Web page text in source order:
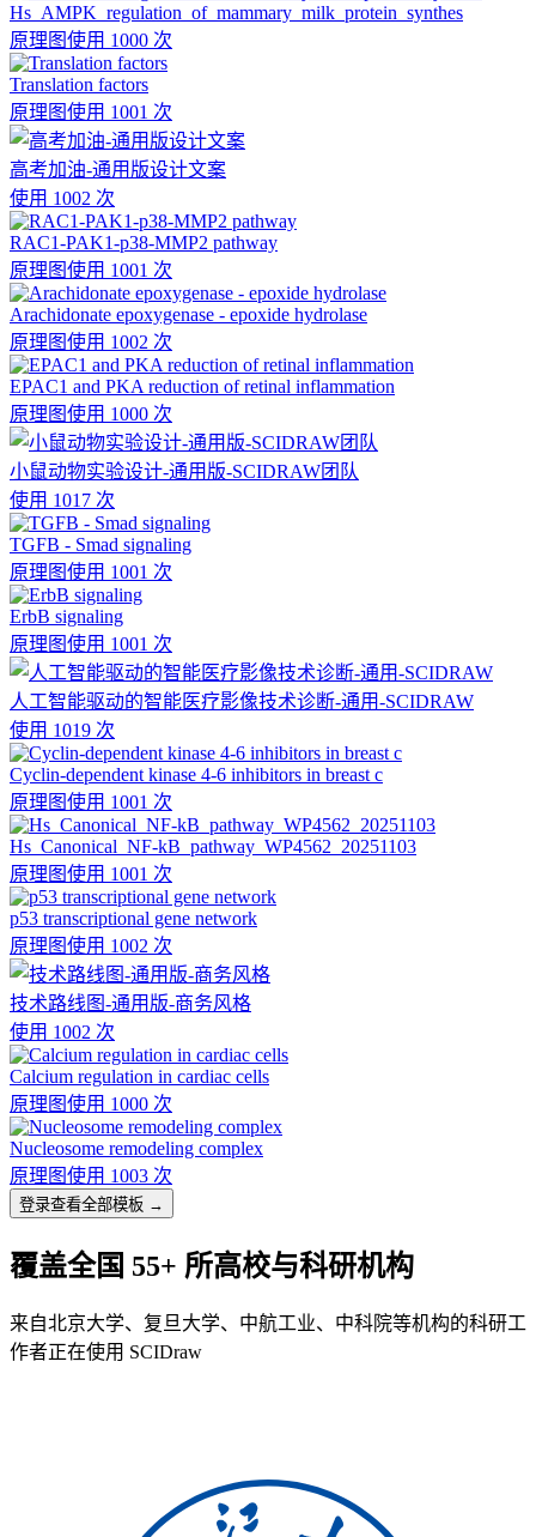
Hs_AMPK_regulation_of_mammary_milk_protein_synthes
原理图使用 1000 次
Translation factors
原理图使用 1001 次
高考加油-通用版设计文案
使用 1002 次
RAC1-PAK1-p38-MMP2 pathway
原理图使用 1001 次
Arachidonate epoxygenase - epoxide hydrolase
原理图使用 1002 次
EPAC1 and PKA reduction of retinal inflammation
原理图使用 1000 次
小鼠动物实验设计-通用版-SCIDRAW团队
使用 1017 次
TGFB - Smad signaling
原理图使用 1001 次
ErbB signaling
原理图使用 1001 次
人工智能驱动的智能医疗影像技术诊断-通用-SCIDRAW
使用 1019 次
Cyclin-dependent kinase 4-6 inhibitors in breast c
原理图使用 1001 次
Hs_Canonical_NF-kB_pathway_WP4562_20251103
原理图使用 1001 次
p53 transcriptional gene network
原理图使用 1002 次
技术路线图-通用版-商务风格
使用 1002 次
Calcium regulation in cardiac cells
原理图使用 1000 次
Nucleosome remodeling complex
原理图使用 1003 次
登录查看全部模板 →
覆盖全国 55+ 所高校与科研机构
来自北京大学、复旦大学、中航工业、中科院等机构的科研工
作者正在使用 SCIDraw